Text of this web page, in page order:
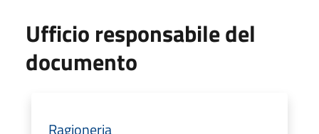
Ufficio responsabile del
documento
Ragioneria